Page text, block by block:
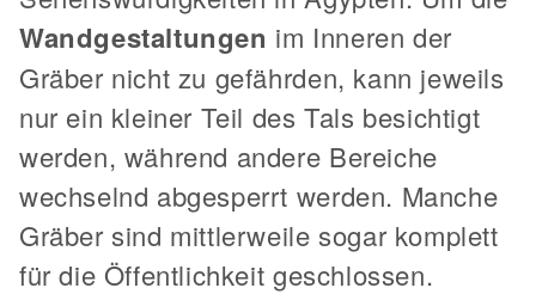
Wandgestaltungen im Inneren der
Gräber nicht zu gefährden, kann jeweils
nur ein kleiner Teil des Tals besichtigt
werden, während andere Bereiche
wechselnd abgesperrt werden. Manche
Gräber sind mittlerweile sogar komplett
für die Öffentlichkeit geschlossen.